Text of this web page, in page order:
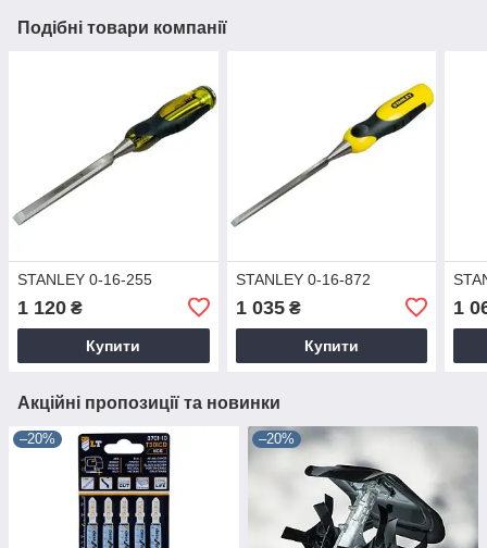
Подібні товари компанії
STANLEY 0-16-255
1 120 ₴
Купити
STANLEY 0-16-872
1 035₴
Купити
1
Акційні пропозиції та новинки
–20% –20%